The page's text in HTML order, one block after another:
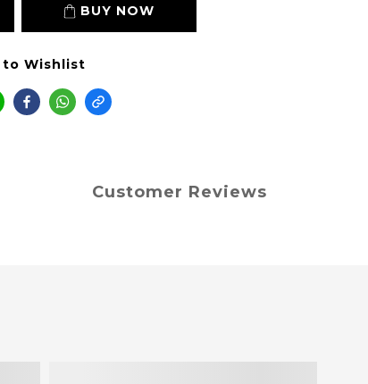
BUY NOW
to Wishlist
Customer Reviews